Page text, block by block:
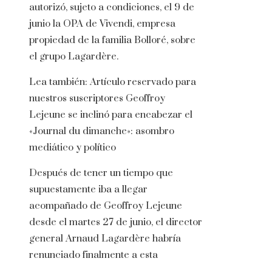
autorizó, sujeto a condiciones, el 9 de
junio la OPA de Vivendi, empresa
propiedad de la familia Bolloré, sobre
el grupo Lagardère.
Lea también: Artículo reservado para
nuestros suscriptores Geoffroy
Lejeune se inclinó para encabezar el
«Journal du dimanche»: asombro
mediático y político
Después de tener un tiempo que
supuestamente iba a llegar
acompañado de Geoffroy Lejeune
desde el martes 27 de junio, el director
general Arnaud Lagardère habría
renunciado finalmente a esta